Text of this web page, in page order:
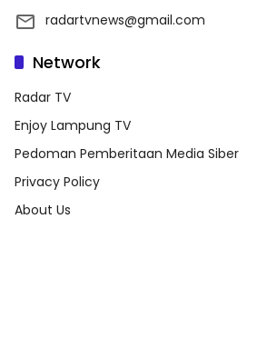
radartvnews@gmail.com
Network
Radar TV
Enjoy Lampung TV
Pedoman Pemberitaan Media Siber
Privacy Policy
About Us